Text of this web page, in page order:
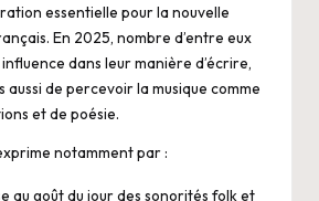
essentielle pour la nouvelle
En 2025, nombre d’entre eux
dans leur manière d’écrire,
aussi de percevoir la musique comme
et de poésie.
notamment par :
au goût du jour des sonorités folk et